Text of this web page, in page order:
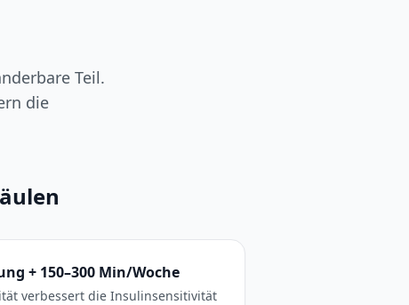
Teil.
die
+ 150–300 Min/Woche
verbessert die Insulinsensitivität